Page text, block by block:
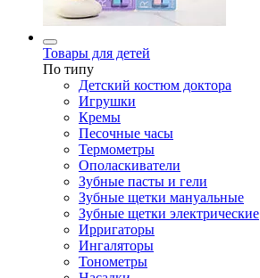
Товары для детей
По типу
Детский костюм доктора
Игрушки
Кремы
Песочные часы
Термометры
Ополаскиватели
Зубные пасты и гели
Зубные щетки мануальные
Зубные щетки электрические
Ирригаторы
Ингаляторы
Тонометры